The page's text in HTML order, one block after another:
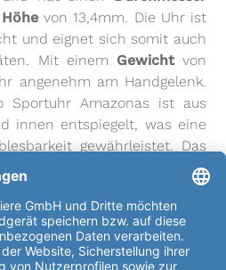
Höhe von 13,4mm. Die Uhr ist
und eignet sich somit auch
Mit einem Gewicht von
angenehm am Handgelenk.
Amazonas ist aus
innen entspiegelt, was eine
gewährleistet. Das
basiert auf dem Sellita SW
sich durch seine hohe
DasZifferblattder Uhr ist
Laco und Made in
grüne Indexe für eine gute